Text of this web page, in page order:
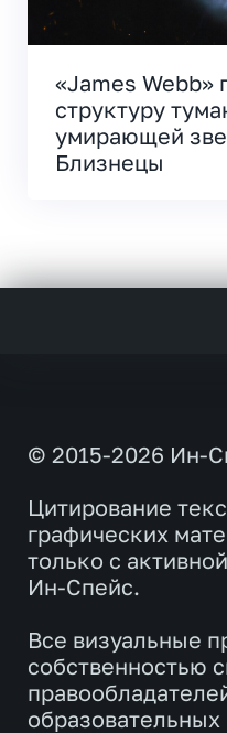
«James Webb»
структуру
умирающей
Близнецы
© 2015-2026 Ин-
Цитирование
графических
только с
Ин-Спейс.
Все визуальные
собственностью